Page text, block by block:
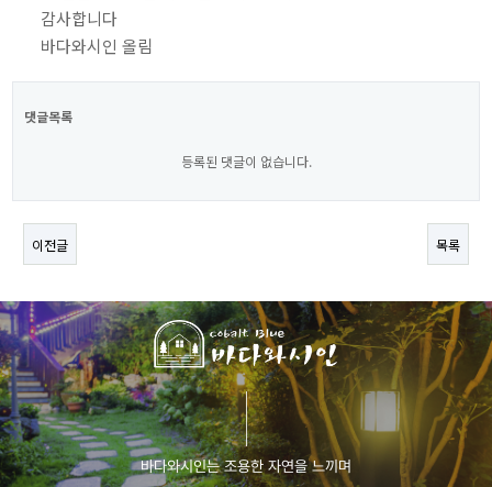
감사합니다
바다와시인 올림
댓글목록
등록된 댓글이 없습니다.
이전글 목록
바다와시인는 조용한 자연을 느끼며